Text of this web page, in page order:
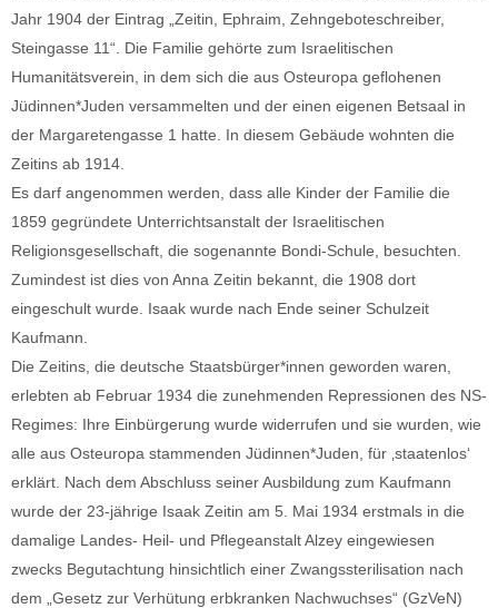
Jahr 1904 der Eintrag „Zeitin, Ephraim, Zehngeboteschreiber,
Steingasse 11“. Die Familie gehörte zum Israelitischen
Humanitätsverein, in dem sich die aus Osteuropa geflohenen
Jüdinnen*Juden versammelten und der einen eigenen Betsaal in
der Margaretengasse 1 hatte. In diesem Gebäude wohnten die
Zeitins ab 1914.
Es darf angenommen werden, dass alle Kinder der Familie die
1859 gegründete Unterrichtsanstalt der Israelitischen
Religionsgesellschaft, die sogenannte Bondi-Schule, besuchten.
Zumindest ist dies von Anna Zeitin bekannt, die 1908 dort
eingeschult wurde. Isaak wurde nach Ende seiner Schulzeit
Kaufmann.
Die Zeitins, die deutsche Staatsbürger*innen geworden waren,
erlebten ab Februar 1934 die zunehmenden Repressionen des NS-
Regimes: Ihre Einbürgerung wurde widerrufen und sie wurden, wie
alle aus Osteuropa stammenden Jüdinnen*Juden, für ‚staatenlos‘
erklärt. Nach dem Abschluss seiner Ausbildung zum Kaufmann
wurde der 23-jährige Isaak Zeitin am 5. Mai 1934 erstmals in die
damalige Landes- Heil- und Pflegeanstalt Alzey eingewiesen
zwecks Begutachtung hinsichtlich einer Zwangssterilisation nach
dem „Gesetz zur Verhütung erbkranken Nachwuchses“ (GzVeN)